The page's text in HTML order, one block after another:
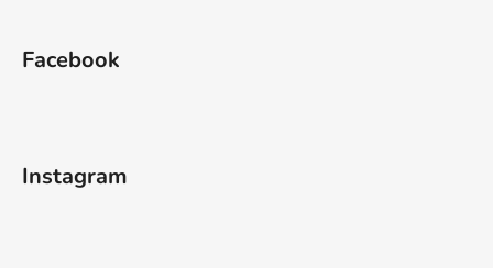
Facebook
Instagram